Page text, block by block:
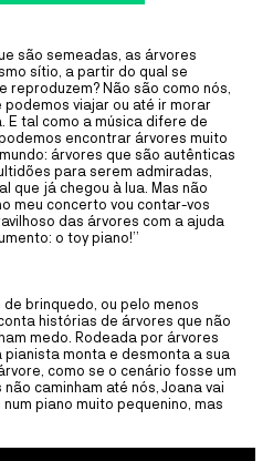
são semeadas, as árvores
sítio, a partir do qual se
reproduzem? Não são como nós,
podemos viajar ou até ir morar
E tal como a música difere de
encontrar árvores muito
árvores que são autênticas
para serem admiradas,
que já chegou à lua. Mas não
meu concerto vou contar-vos
das árvores com a ajuda
o toy piano!”
brinquedo, ou pelo menos
histórias de árvores que não
medo. Rodeada por árvores
monta e desmonta a sua
como se o cenário fosse um
caminham até nós, Joana vai
piano muito pequenino, mas
multidisciplinar, dedicado
MAIS
SET
residência dos participantes desta
Dança de Ílhavo com o coreógrafo